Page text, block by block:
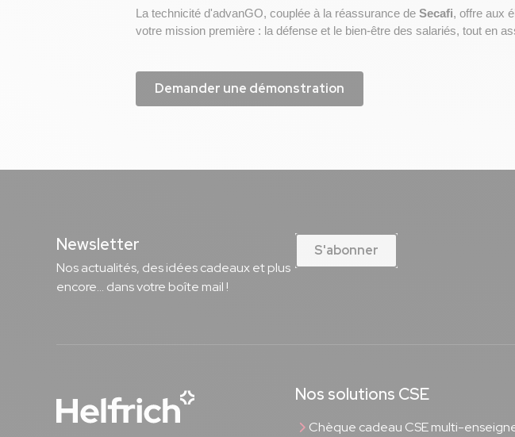
La technicité d'advanGO, couplée à la réassurance de Secafi, offre aux
votre mission première : la défense et le bien-être des salariés, tout en
Demander une démonstration
Newsletter
Nos actualités, des idées cadeaux et plus
encore... dans votre boîte mail !
S'abonner
Nos solutions CSE
Chèque cadeau CSE multi-